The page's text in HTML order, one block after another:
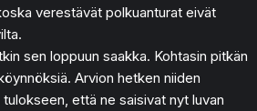
verestävät polkuanturat eivät
sen loppuun saakka. Kohtasin pitkän
Arvion hetken niiden
että ne saisivat nyt luvan